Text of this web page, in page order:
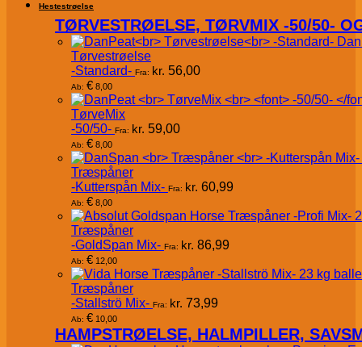
Hestestrøelse
TØRVESTRØELSE, TØRVMIX -50/50-
Tørvestrøelse
-Standard- Fra: kr. 56,00
Ab: € 8,00
TørveMix
-50/50- Fra: kr. 59,00
Ab: € 8,00
Træspåner
-Kutterspån Mix- Fra: kr. 60,99
Ab: € 8,00
Træspåner
-GoldSpan Mix- Fra: kr. 86,99
Ab: € 12,00
Træspåner
-Stallströ Mix- Fra: kr. 73,99
Ab: € 10,00
HAMPSTRØELSE, HALMPILLER,